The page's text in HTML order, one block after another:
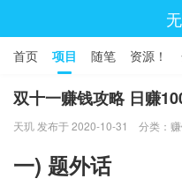
首页 项目 随笔 资源！
双十一赚钱攻略 日赚
天玑 发布于 2020-10-31 分类：
一) 题外话